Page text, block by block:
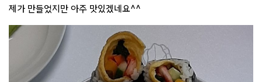
제가 만들었지만 아주 맛있겠네요^^